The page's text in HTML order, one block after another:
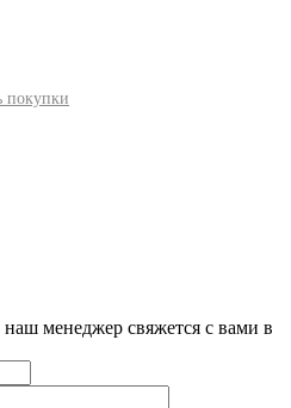
покупки
менеджер свяжется с вами в